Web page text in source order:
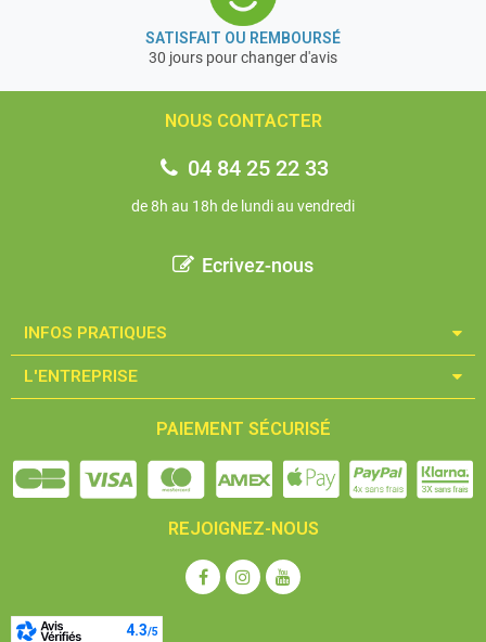
SATISFAIT OU REMBOURSÉ
30 jours pour changer d'avis
NOUS CONTACTER
04 84 25 22 33
de 8h au 18h de lundi au vendredi
Ecrivez-nous
INFOS PRATIQUES​
L'ENTREPRISE​
PAIEMENT SÉCURISÉ
REJOIGNEZ-NOUS